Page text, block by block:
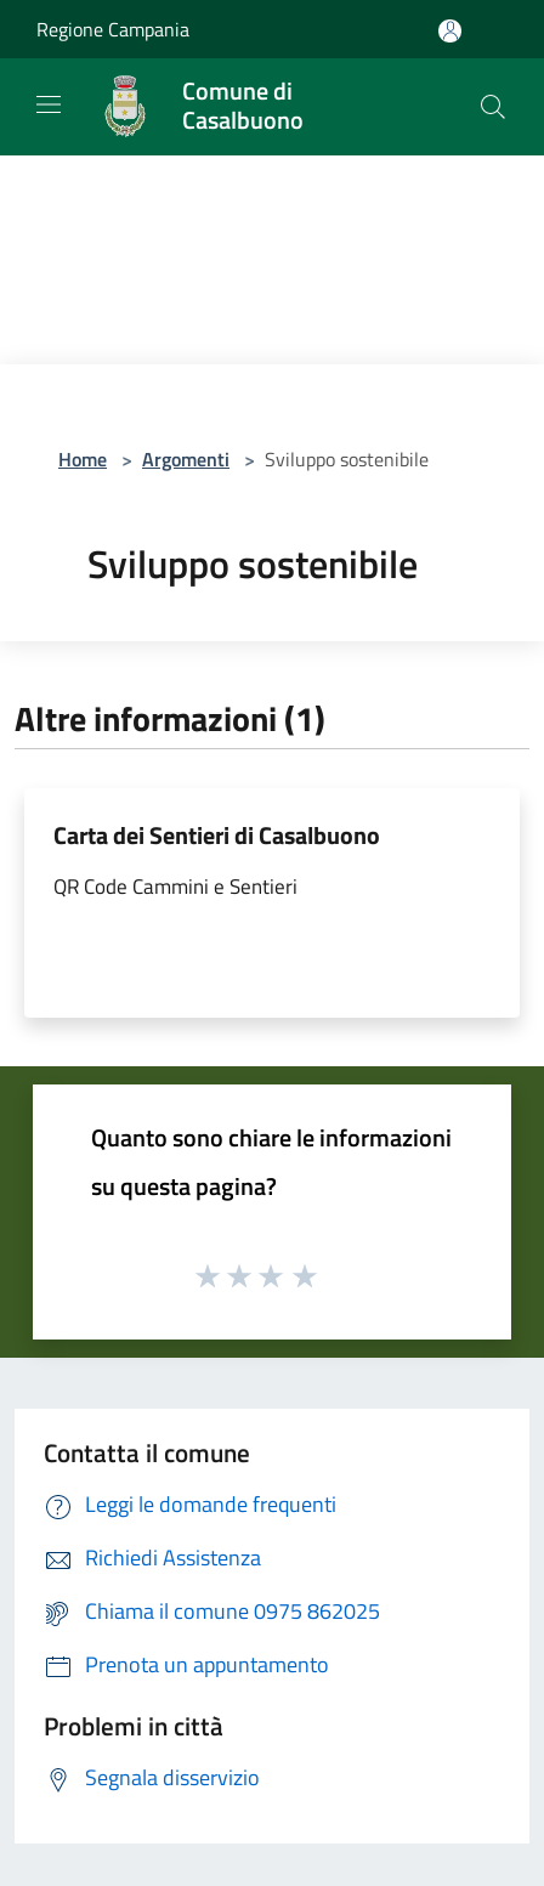
Regione Campania
Comune di
Casalbuono
Home > Argomenti > Sviluppo sostenibile
Sviluppo sostenibile
Altre informazioni (1)
Carta dei Sentieri di Casalbuono
QR Code Cammini e Sentieri
Quanto sono chiare le informazioni
su questa pagina?
Contatta il comune
Leggi le domande frequenti
Richiedi Assistenza
Chiama il comune 0975 862025
Prenota un appuntamento
Problemi in città
Segnala disservizio